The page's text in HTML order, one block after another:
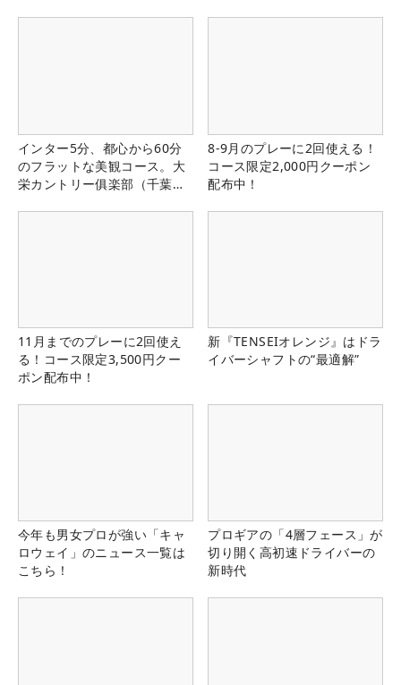
インター5分、都心から60分
のフラットな美観コース。大
栄カントリー俱楽部（千葉
8-9月のプレーに2回使える！
コース限定2,000円クーポン
配布中！
11月までのプレーに2回使え
る！コース限定3,500円クー
ポン配布中！
新『TENSEIオレンジ』はドラ
イバーシャフトの“最適解”
今年も男女プロが強い「キャ
ロウェイ」のニュース一覧は
こちら！
プロギアの「4層フェース」が
切り開く高初速ドライバーの
新時代